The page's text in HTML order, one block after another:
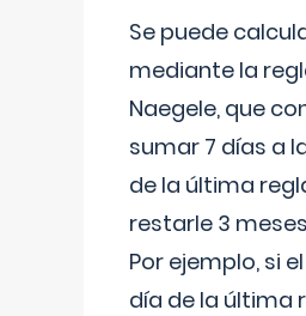
Se puede
mediante la
Naegele, que
sumar 7 días a
de la última
restarle 3
Por ejemplo, si
día de la última